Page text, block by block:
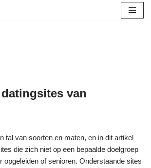
van
tal van soorten en maten, en in dit artikel
die zich niet op een bepaalde doelgroep
opgeleiden of senioren. Onderstaande sites